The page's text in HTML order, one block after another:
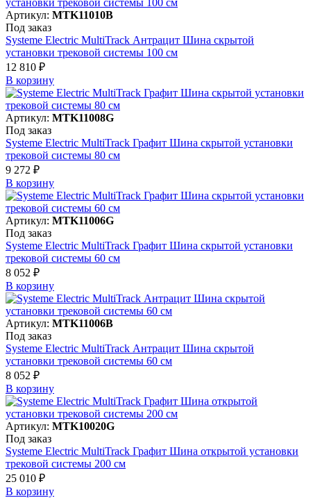
Артикул: MTK11010B
Под заказ
Systeme Electric MultiTrack Антрацит Шина скрытой
установки трековой системы 100 см
12 810 ₽
В корзинy
Артикул: MTK11008G
Под заказ
Systeme Electric MultiTrack Графит Шина скрытой установки
трековой системы 80 см
9 272 ₽
В корзинy
Артикул: MTK11006G
Под заказ
Systeme Electric MultiTrack Графит Шина скрытой установки
трековой системы 60 см
8 052 ₽
В корзинy
Артикул: MTK11006B
Под заказ
Systeme Electric MultiTrack Антрацит Шина скрытой
установки трековой системы 60 см
8 052 ₽
В корзинy
Артикул: MTK10020G
Под заказ
Systeme Electric MultiTrack Графит Шина открытой установки
трековой системы 200 см
25 010 ₽
В корзинy